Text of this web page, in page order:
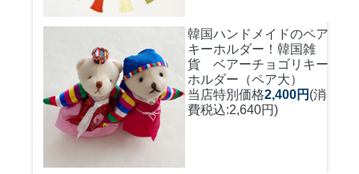
韓国ハンドメイドのペア
キーホルダー！ 韓国雑
貨 ベアーチョゴリキー
ホルダー（ペア大）
当店特別価格2,400円 (消
費税込:2,640円)